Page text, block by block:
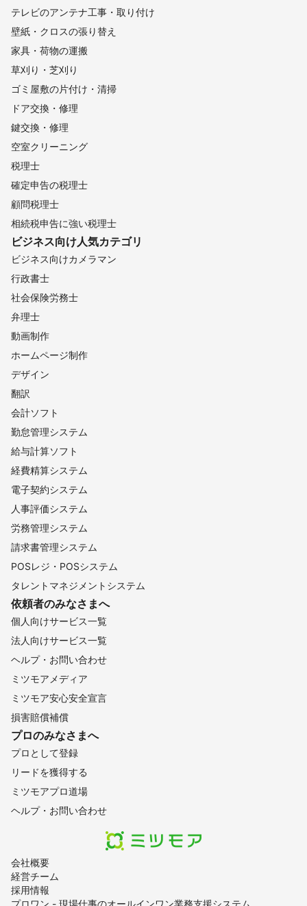
会社概要
経営チーム
採用情報
プロワン - 現場仕事のオールインワン業務支援システム
テレビのアンテナ工事・取り付け
壁紙・クロスの張り替え
家具・荷物の運搬
草刈り・芝刈り
ゴミ屋敷の片付け・清掃
ドア交換・修理
鍵交換・修理
空室クリーニング
税理士
確定申告の税理士
顧問税理士
相続税申告に強い税理士
ビジネス向け人気カテゴリ
ビジネス向けカメラマン
行政書士
社会保険労務士
弁理士
動画制作
ホームページ制作
デザイン
翻訳
会計ソフト
勤怠管理システム
給与計算ソフト
経費精算システム
電子契約システム
人事評価システム
労務管理システム
請求書管理システム
POSレジ・POSシステム
タレントマネジメントシステム
依頼者のみなさまへ
個人向けサービス一覧
法人向けサービス一覧
ヘルプ・お問い合わせ
ミツモアメディア
ミツモア安心安全宣言
損害賠償補償
プロのみなさまへ
プロとして登録
リードを獲得する
ミツモアプロ道場
ヘルプ・お問い合わせ